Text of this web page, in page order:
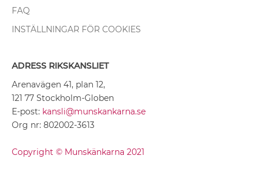
FAQ
INSTÄLLNINGAR FÖR COOKIES
ADRESS RIKSKANSLIET
Arenavägen 41, plan 12,
121 77 Stockholm-Globen
E-post: kansli@munskankarna.se
Org nr: 802002-3613
Copyright © Munskänkarna 2021